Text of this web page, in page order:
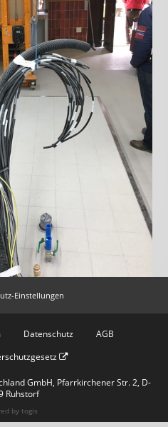
Datenschutz
AGB
GmbH, Pfarrkirchener Str. 2, D-
Ruhstorf
by togis